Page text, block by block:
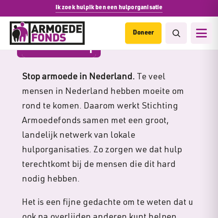
Ik zoek hulpIk ben een hulporganisatie
Doneer
Nalatenschap
Stop armoede in Nederland. Te veel
mensen in Nederland hebben moeite om
rond te komen. Daarom werkt Stichting
Armoedefonds samen met een groot,
landelijk netwerk van lokale
hulporganisaties. Zo zorgen we dat hulp
terechtkomt bij de mensen die dit hard
nodig hebben.
Het is een fijne gedachte om te weten dat u